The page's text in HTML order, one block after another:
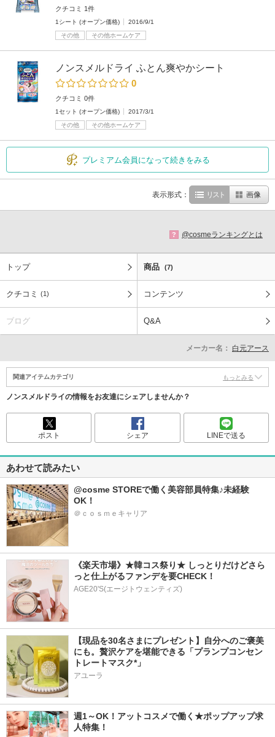
クチコミ 1件
1シート (オープン価格)
2016/9/1
その他
その他ホームケア
ノンスメルドライ ふとん爽やかシート
0
クチコミ 0件
1セット (オープン価格)
2017/3/1
その他
その他ホームケア
プレミアム会員になって続きをみる
表示形式： リスト 画像
? @cosmeランキングとは
トップ 商品 (7)
クチコミ (1) コンテンツ
ブログ Q&A
メーカー名： 白元アース
関連アイテムカテゴリ もっとみる
ノンスメルドライの情報をお友達にシェアしませんか？
ポスト シェア LINEで送る
あわせて読みたい
@cosme STOREで働く美容部員特集♪未経験
OK！
＠ｃｏｓｍｅキャリア
《楽天市場》★韓コス祭り★ しっとりだけどさら
っと仕上がるファンデを要CHECK！
AGE20'S(エージトウェンティズ)
【現品を30名さまにプレゼント】自分へのご褒美
にも。贅沢ケアを堪能できる「プランプコンセン
トレートマスク*」
アユーラ
週1～OK！アットコスメで働く★ポップアップ求
人特集！